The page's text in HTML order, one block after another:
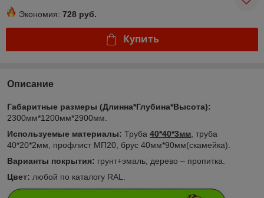
Экономия: 728 руб.
Купить
Описание
Габаритные размеры (Длинна*Глубина*Высота):
2300мм*1200мм*2900мм.
Используемые материалы: Труба 40*40*3мм , труба
40*20*2мм, профлист МП20, брус 40мм*90мм(скамейка).
Варианты покрытия: грунт+эмаль; дерево – пропитка.
Цвет: любой по каталогу RAL.